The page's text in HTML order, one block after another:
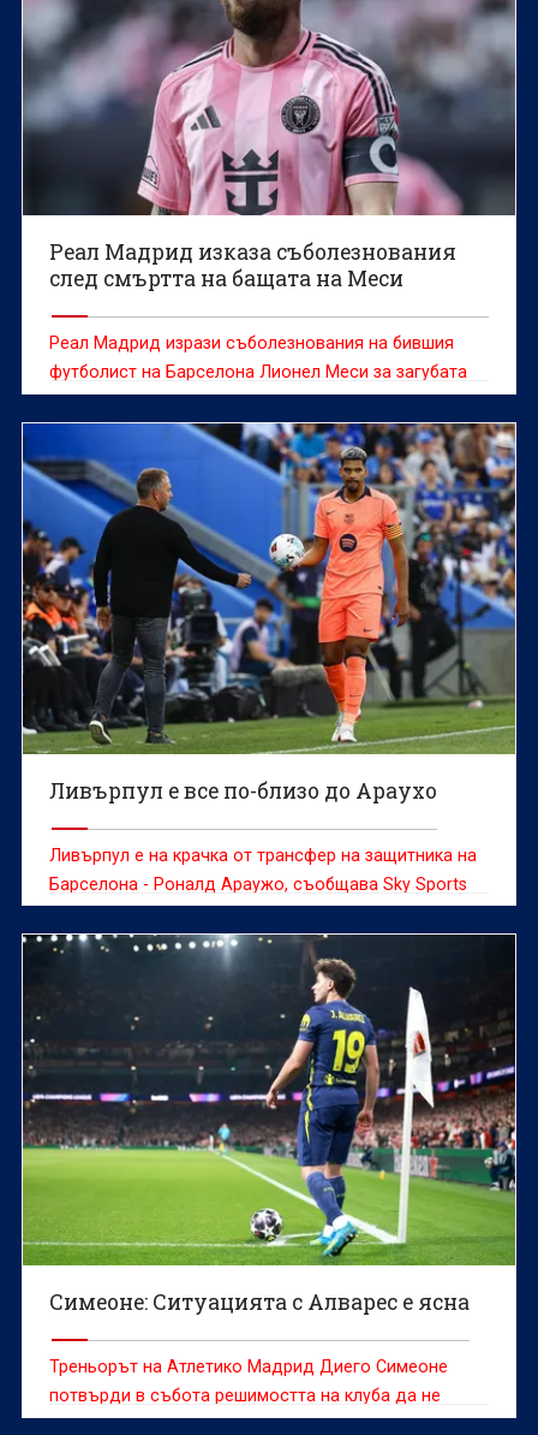
Реал Мадрид изказа съболезнования
след смъртта на бащата на Меси
Реал Мадрид изрази съболезнования на бившия
футболист на Барселона Лионел Меси за загубата
на баща му
Ливърпул е все по-близо до Араухо
Ливърпул е на крачка от трансфер на защитника на
Барселона - Роналд Араужо, съобщава Sky Sports
Симеоне: Ситуацията с Алварес е ясна
Треньорът на Атлетико Мадрид Диего Симеоне
потвърди в събота решимостта на клуба да не
продава Хулиан Алварес, който е желан от редица